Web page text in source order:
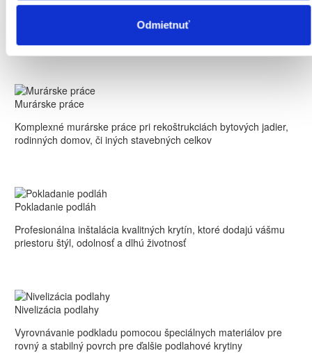
Odmietnuť
Montáž sadrokartónu rýchlo a spoľahlivo. Steny, stropy aj
priečky na mieru pre Váš domov či kanceláriu. Presná práca a
Murárske
Murárske práce
Komplexné murárske práce pri rekoštrukciách bytových jadier,
rodinných domov, či iných stavebných celkov
Pokladanie
Pokladanie podláh
Profesionálna inštalácia kvalitných krytín, ktoré dodajú vášmu
priestoru štýl, odolnosť a dlhú životnosť
Nivelizácia
Nivelizácia podlahy
Vyrovnávanie podkladu pomocou špeciálnych materiálov pre
rovný a stabilný povrch pre ďalšie podlahové krytiny